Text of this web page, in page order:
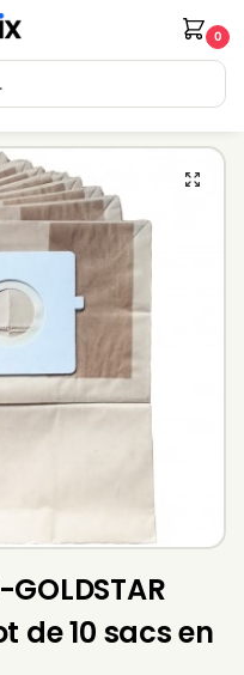
0
dès 30€ d’achat.
de 10 sacs en